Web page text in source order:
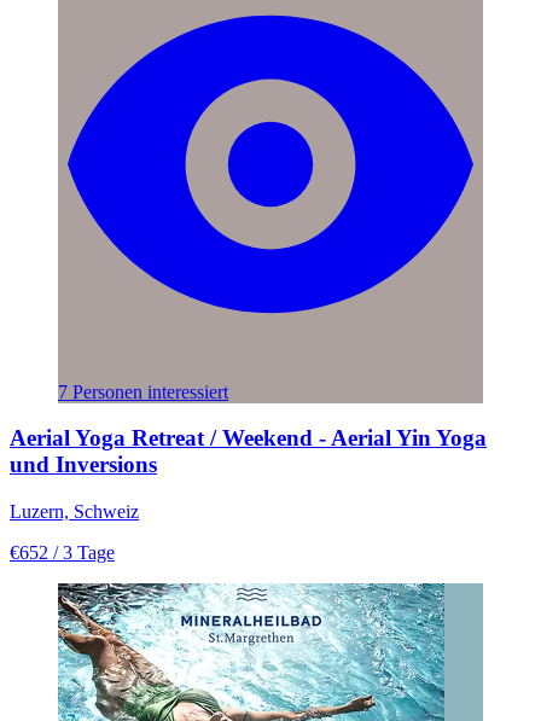
7 Personen interessiert
Aerial Yoga Retreat / Weekend - Aerial Yin Yoga
und Inversions
Luzern, Schweiz
€652 / 3 Tage